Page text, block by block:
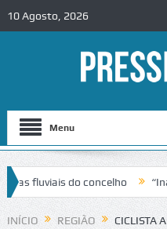
10 Agosto, 2026
Menu
fluviais do concelho
no IC2 em Alcobaça
INÍCIO REGIÃO
CICLISTA